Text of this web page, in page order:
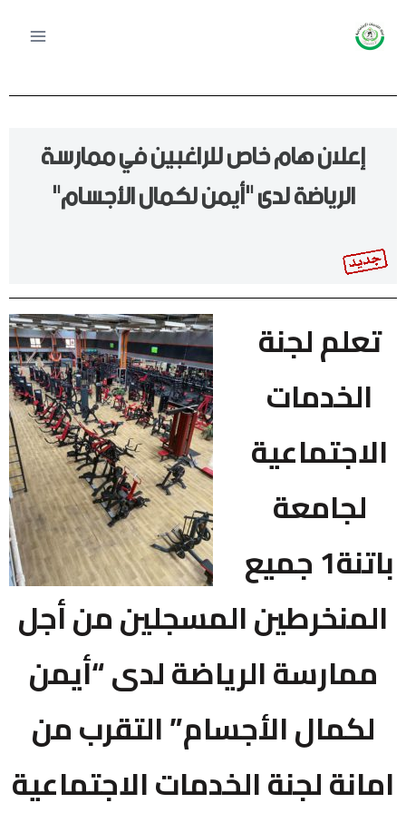
إعلان هام خاص للراغبين في ممارسة
الرياضة لدى "أيمن لكمال الأجسام"
تعلم لجنة
الخدمات
الاجتماعية
لجامعة
باتنة1 جميع
المنخرطين المسجلين من أجل
ممارسة الرياضة لدى “أيمن
لكمال الأجسام” التقرب من
امانة لجنة الخدمات الاجتماعية